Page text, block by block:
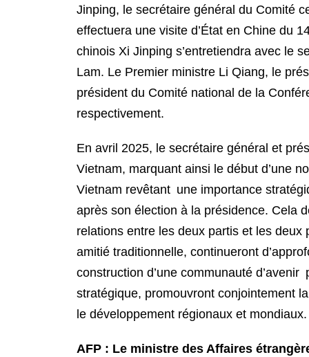
Jinping, le secrétaire général du Comité
effectuera une visite d’État en Chine du
chinois Xi Jinping s’entretiendra avec le
Lam. Le Premier ministre Li Qiang, le
président du Comité national de la
respectivement.
En avril 2025, le secrétaire général et
Vietnam, marquant ainsi le début d’une
Vietnam revêtant une importance
après son élection à la présidence. Cela
relations entre les deux partis et les
amitié traditionnelle, continueront
construction d’une communauté
stratégique, promouvront conjointement
le développement régionaux et mondiaux.
AFP : Le ministre des Affaires